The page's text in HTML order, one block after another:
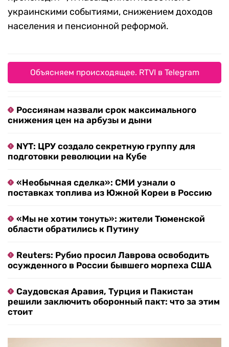
украинскими событиями, снижением доходов
населения и пенсионной реформой.
Объясняем происходящее. RTVI в Telegram
Россиянам назвали срок максимального
снижения цен на арбузы и дыни
NYT: ЦРУ создало секретную группу для
подготовки революции на Кубе
«Необычная сделка»: СМИ узнали о
поставках топлива из Южной Кореи в Россию
«Мы не хотим тонуть»: жители Тюменской
области обратились к Путину
Reuters: Рубио просил Лаврова освободить
осужденного в России бывшего морпеха США
Саудовская Аравия, Турция и Пакистан
решили заключить оборонный пакт: что за этим
стоит